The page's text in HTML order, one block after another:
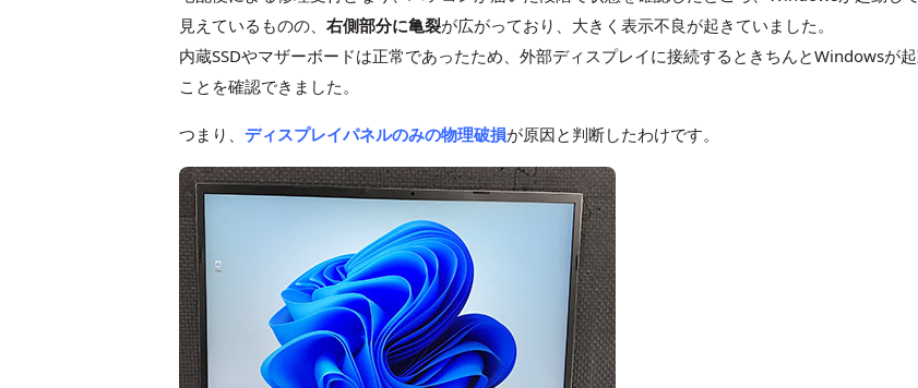
見えているものの、 右側部分に亀裂が広がっており、大きく表示不良が起きていました。
内蔵SSDやマザーボードは正常であったため、外部ディスプレイに接続するときちんとWindowsが
ことを確認できました。
つまり、 ディスプレイパネルのみの物理破損が原因と判断したわけです。